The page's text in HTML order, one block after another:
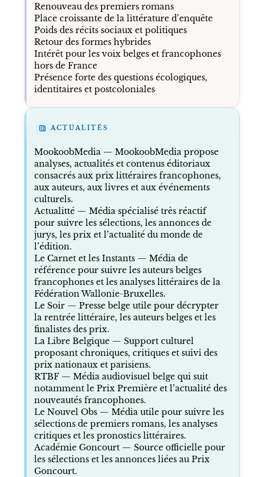
Renouveau des premiers romans
Place croissante de la littérature d’enquête
Poids des récits sociaux et politiques
Retour des formes hybrides
Intérêt pour les voix belges et francophones
hors de France
Présence forte des questions écologiques,
identitaires et postcoloniales
ACTUALITÉS
MookoobMedia— MookoobMedia propose
analyses, actualités et contenus éditoriaux
consacrés aux prix littéraires francophones,
aux auteurs, aux livres et aux événements
culturels.
Actualitté— Média spécialisé très réactif
pour suivre les sélections, les annonces de
jurys, les prix et l’actualité du monde de
l’édition.
Le Carnet et les Instants— Média de
référence pour suivre les auteurs belges
francophones et les analyses littéraires de la
Fédération Wallonie-Bruxelles.
Le Soir— Presse belge utile pour décrypter
la rentrée littéraire, les auteurs belges et les
finalistes des prix.
La Libre Belgique— Support culturel
proposant chroniques, critiques et suivi des
prix nationaux et parisiens.
RTBF— Média audiovisuel belge qui suit
notamment le Prix Première et l’actualité des
nouveautés francophones.
Le Nouvel Obs— Média utile pour suivre les
sélections de premiers romans, les analyses
critiques et les pronostics littéraires.
Académie Goncourt— Source officielle pour
les sélections et les annonces liées au Prix
Goncourt.